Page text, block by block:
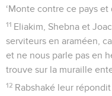
‘Monte contre ce pays et
11 Eliakim, Shebna et
serviteurs en araméen,
et ne nous parle pas en
trouve sur la muraille
12 Rabshaké leur